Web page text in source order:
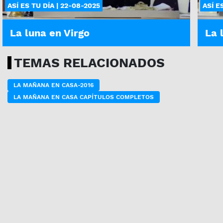
ASÍ ES TU DÍA | 22-08-2025
La luna en Virgo
ASÍ
La
TEMAS RELACIONADOS
LA MAÑANA EN CASA-2016
LA MAÑANA EN CASA CAPÍTULOS COMPLETOS